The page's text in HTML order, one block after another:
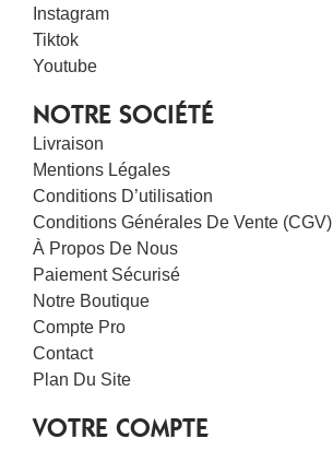
Instagram
Tiktok
Youtube
NOTRE SOCIÉTÉ
Livraison
Mentions Légales
Conditions D’utilisation
Conditions Générales De Vente (CGV)
À Propos De Nous
Paiement Sécurisé
Notre Boutique
Compte Pro
Contact
Plan Du Site
VOTRE COMPTE